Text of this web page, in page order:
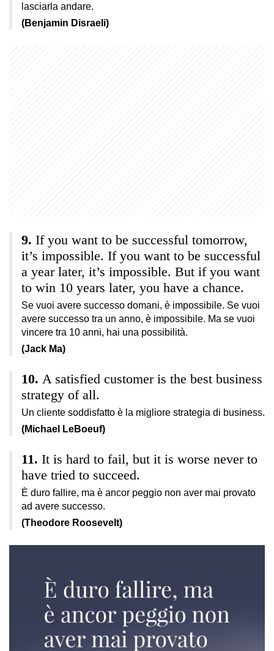
lasciarla andare.
(Benjamin Disraeli)
If you want to be successful tomorrow,
it’s impossible. If you want to be successful
a year later, it’s impossible. But if you want
to win 10 years later, you have a chance.
Se vuoi avere successo domani, è impossibile. Se vuoi
avere successo tra un anno, è impossibile. Ma se vuoi
vincere tra 10 anni, hai una possibilità.
(Jack Ma)
A satisfied customer is the best business
strategy of all.
Un cliente soddisfatto è la migliore strategia di business.
(Michael LeBoeuf)
It is hard to fail, but it is worse never to
have tried to succeed.
È duro fallire, ma è ancor peggio non aver mai provato
ad avere successo.
(Theodore Roosevelt)